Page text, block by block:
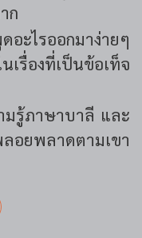
ก
ไรออกมาง่ายๆ
รื่องที่เป็นข้อเท็จ
มรู้ภาษาบาลี และ
อยพลาดตามเขา